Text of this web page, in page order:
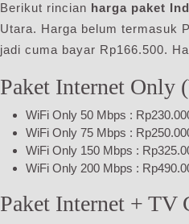
Berikut rincian harga paket
Utara. Harga belum termasuk
jadi cuma bayar Rp166.500.
Paket Internet Only
WiFi Only 50 Mbps :
WiFi Only 75 Mbps :
WiFi Only 150 Mbps :
WiFi Only 200 Mbps :
Paket Internet + TV